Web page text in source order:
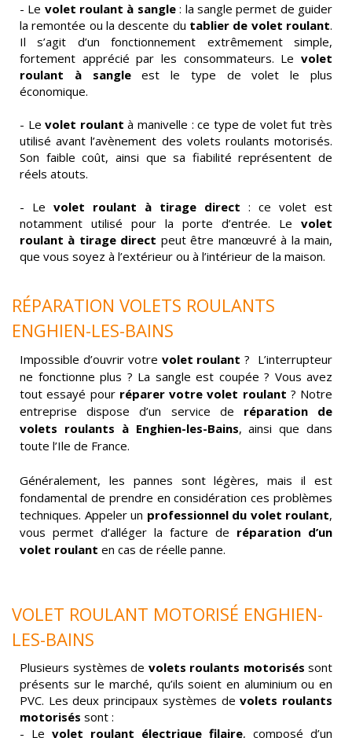
- Le volet roulant à sangle: la sangle permet de guider
la remontée ou la descente du tablier de volet roulant.
Il s’agit d’un fonctionnement extrêmement simple,
fortement apprécié par les consommateurs. Le volet
roulant à sangleest le type de volet le plus
économique.
- Levolet roulant à manivelle : ce type de volet fut très
utilisé avant l’avènement des volets roulants motorisés.
Son faible coût, ainsi que sa fiabilité représentent de
réels atouts.
- Le volet roulant à tirage direct : ce volet est
notamment utilisé pour la porte d’entrée. Le volet
roulant à tirage direct peut être manœuvré à la main,
que vous soyez à l’extérieur ou à l’intérieur de la maison.
RÉPARATION VOLETS ROULANTS
ENGHIEN-LES-BAINS
Impossible d’ouvrir votre volet roulant ? L’interrupteur
ne fonctionne plus ? La sangle est coupée ? Vous avez
tout essayé pour réparer votre volet roulant ? Notre
entreprise dispose d’un service de réparation de
volets roulants à Enghien-les-Bains, ainsi que dans
toute l’Ile de France.
Généralement, les pannes sont légères, mais il est
fondamental de prendre en considération ces problèmes
techniques. Appeler un professionnel du volet roulant,
vous permet d’alléger la facture de réparation d’un
volet roulant en cas de réelle panne.
VOLET ROULANT MOTORISÉ ENGHIEN-
LES-BAINS
Plusieurs systèmes de volets roulants motorisés sont
présents sur le marché, qu’ils soient en aluminium ou en
PVC. Les deux principaux systèmes devolets roulants
motorisés sont :
- Le volet roulant électrique filaire, composé d’un